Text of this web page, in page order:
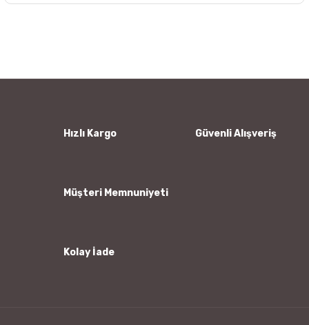
Ürün bilgilerinde hatalar bulunuyor.
Hızlı Kargo Güvenli Alışveriş
Müşteri Memnuniyeti
Kolay İade